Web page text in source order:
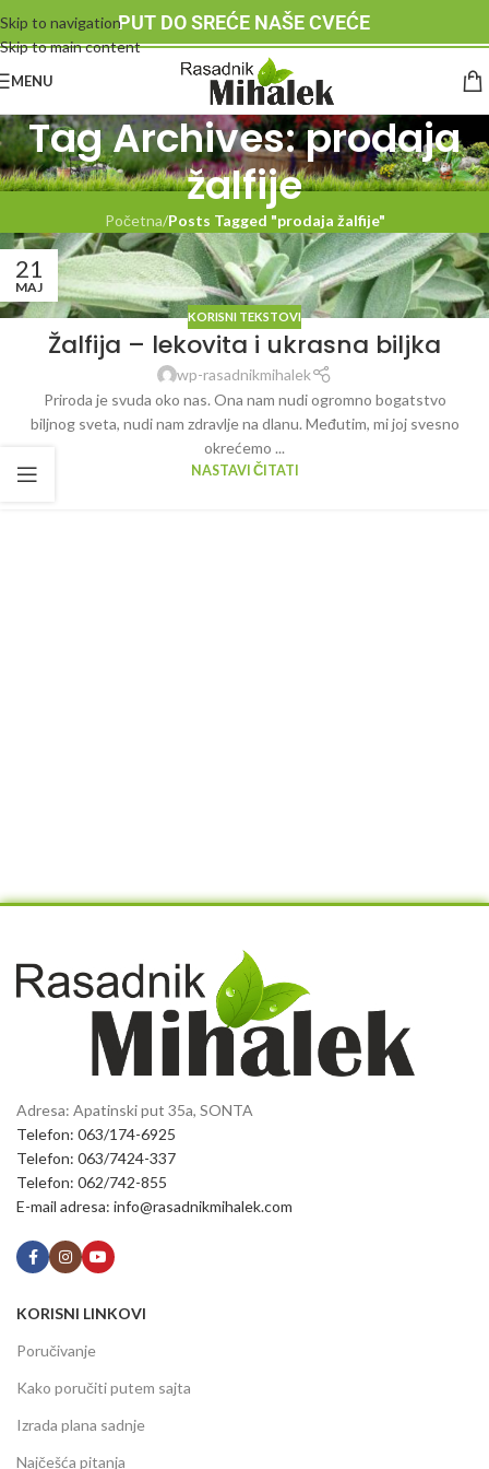
Skip to navigation
Skip to main content
PUT DO SREĆE NAŠE CVEĆE
MENU
Tag Archives: prodaja
žalfije
Početna/Posts Tagged "prodaja žalfije"
21
MAJ
KORISNI TEKSTOVI
Žalfija – lekovita i ukrasna biljka
wp-rasadnikmihalek
Priroda je svuda oko nas. Ona nam nudi ogromno bogatstvo
biljnog sveta, nudi nam zdravlje na dlanu. Međutim, mi joj svesno
okrećemo ...
NASTAVI ČITATI
Adresa: Apatinski put 35a, SONTA
Telefon: 063/174-6925
Telefon: 063/7424-337
Telefon: 062/742-855
E-mail adresa: info@rasadnikmihalek.com
KORISNI LINKOVI
Poručivanje
Kako poručiti putem sajta
Izrada plana sadnje
Najčešća pitanja